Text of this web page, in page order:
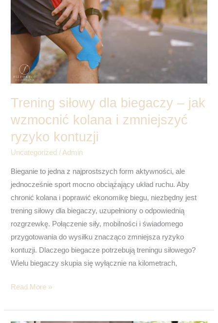
Trening siłowy dla biegaczy – jak
wzmocnić kolana i zmniejszyć
ryzyko kontuzji
Uncategorized /Admin
Bieganie to jedna z najprostszych form aktywności, ale
jednocześnie sport mocno obciążający układ ruchu. Aby
chronić kolana i poprawić ekonomikę biegu, niezbędny jest
trening siłowy dla biegaczy, uzupełniony o odpowiednią
rozgrzewkę. Połączenie siły, mobilności i świadomego
przygotowania do wysiłku znacząco zmniejsza ryzyko
kontuzji. Dlaczego biegacze potrzebują treningu siłowego?
Wielu biegaczy skupia się wyłącznie na kilometrach,
biegaczy
wzmocnić
kolana
i
zmniejszyć
kontuzji
Read More »